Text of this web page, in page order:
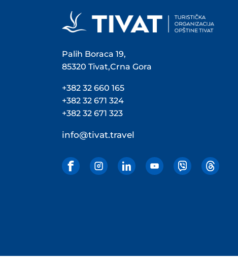
Palih Boraca 19,
85320 Tivat,Crna Gora
+382 32 660 165
+382 32 671 324
+382 32 671 323
info@tivat.travel